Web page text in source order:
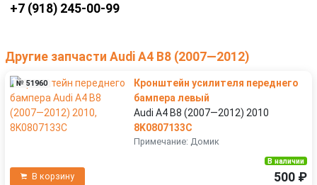
+7 (918) 245-00-99
Другие запчасти Audi A4 B8 (2007—2012)
№ 51960
Кронштейн усилителя переднего
бампера левый
Audi A4 B8 (2007—2012) 2010
8K0807133C
Примечание: Домик
В корзину
В наличии
500 ₽